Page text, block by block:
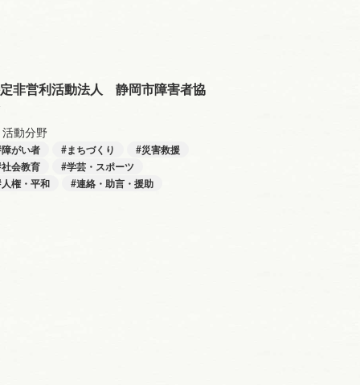
非営利活動法人 静岡市障害者協
活動分野
障がい者 まちづくり
災害救援
社会教育
学芸・スポーツ
人権・平和
連絡・助言・援助